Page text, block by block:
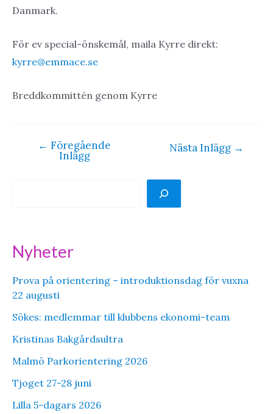
Danmark.
För ev special-önskemål, maila Kyrre direkt:
kyrre@emmace.se
Breddkommittén genom Kyrre
Inläggsnavigering
← Föregående
Inlägg
Nästa Inlägg →
Nyheter
Prova på orientering – introduktionsdag för vuxna
22 augusti
Sökes: medlemmar till klubbens ekonomi-team
Kristinas Bakgårdsultra
Malmö Parkorientering 2026
Tjoget 27-28 juni
Lilla 5-dagars 2026